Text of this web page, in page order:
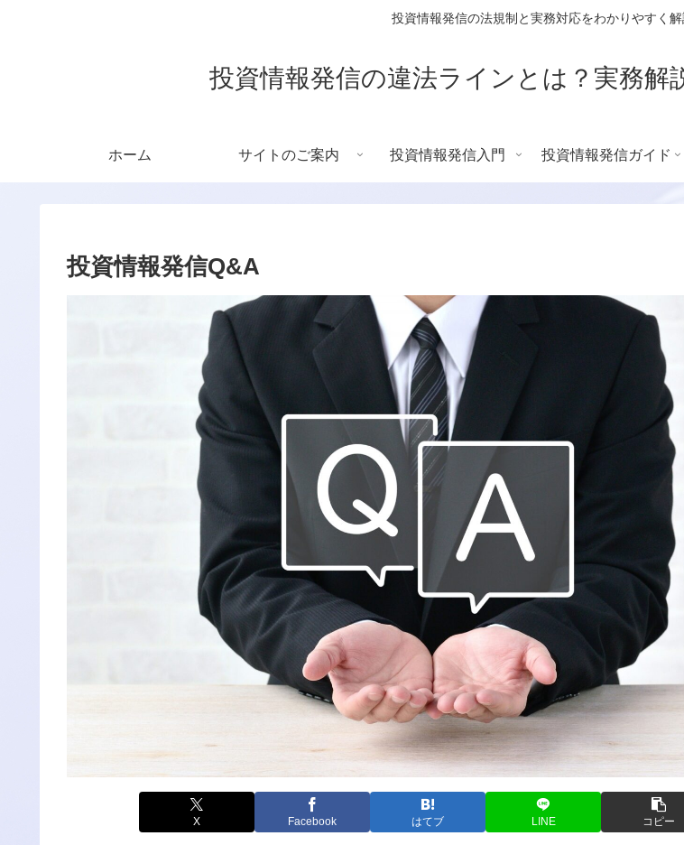
投資情報発信の法規制と実務対応をわかりやすく
投資情報発信の違法ラインとは？実務解
ホーム サイトのご案内 投資情報発信入門 投資情報発信ガイド
投資情報発信Q&A
X Facebook はてブ LINE コピー